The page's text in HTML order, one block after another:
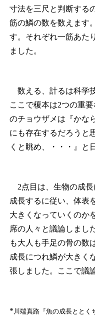
寸法を三尺と判断する
筋の鱗の数を数えます
す。それぞれ一筋あた
ました。
数える、計るは科学
ここで榎本は2つの重
のチョウザメは『かな
にも存在するだろうと
くと眺め、・・・』と
2点目は、生物の成長
成長するに従い、体表
大きくなっていくのか
席の人々と議論しまし
も大人も手足の骨の数
成長につれ鱗が大きく
張しました。ここで議
* 川端真路『魚の成長ととく